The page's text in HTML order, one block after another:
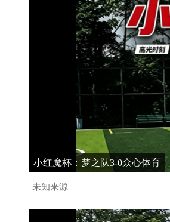
小红魔杯：梦之队3-0众心体育
未知来源